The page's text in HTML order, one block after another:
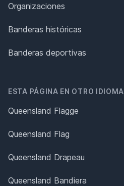
Organizaciones
Banderas históricas
Banderas deportivas
ESTA PÁGINA EN OTRO IDIOMA
Queensland Flagge
Queensland Flag
Queensland Drapeau
Queensland Bandiera